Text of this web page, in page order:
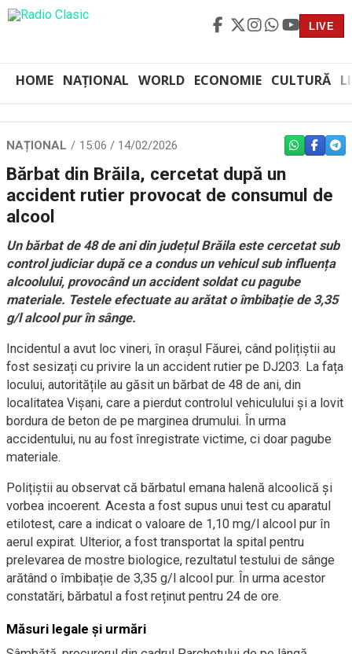
LIVE
HOME NAȚIONAL WORLD ECONOMIE CULTURĂ
NAȚIONAL 15:06 / 14/02/2026 WHATSAPP
Bărbat din Brăila, cercetat după un
accident rutier provocat de consumul de
alcool
Un bărbat de 48 de ani din județul Brăila este cercetat sub
control judiciar după ce a condus un vehicul sub influența
alcoolului, provocând un accident soldat cu pagube
materiale. Testele efectuate au arătat o îmbibație de 3,35
g/l alcool pur în sânge.
Incidentul a avut loc vineri, în orașul Făurei, când polițiștii au
fost sesizați cu privire la un accident rutier pe DJ203. La fața
locului, autoritățile au găsit un bărbat de 48 de ani, din
localitatea Vișani, care a pierdut controlul vehiculului și a lovit
bordura de beton de pe marginea drumului. În urma
accidentului, nu au fost înregistrate victime, ci doar pagube
materiale.
Polițiștii au observat că bărbatul emana halenă alcoolică și
vorbea incoerent. Acesta a fost supus unui test cu aparatul
etilotest, care a indicat o valoare de 1,10 mg/l alcool pur în
aerul expirat. Ulterior, a fost transportat la spital pentru
prelevarea de mostre biologice, rezultatul testului de sânge
arătând o îmbibație de 3,35 g/l alcool pur. În urma acestor
constatări, bărbatul a fost reținut pentru 24 de ore.
Măsuri legale și urmări